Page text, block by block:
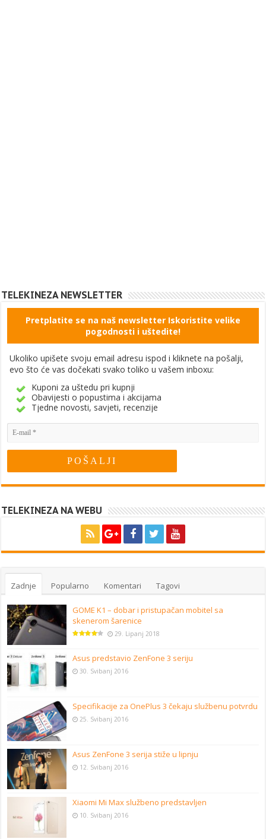
TELEKINEZA NEWSLETTER
Pretplatite se na naš newsletter Iskoristite velike
pogodnosti i uštedite!
Ukoliko upišete svoju email adresu ispod i kliknete na pošalji,
evo što će vas dočekati svako toliko u vašem inboxu:
Kuponi za uštedu pri kupnji
Obavijesti o popustima i akcijama
Tjedne novosti, savjeti, recenzije
TELEKINEZA NA WEBU
Zadnje Popularno Komentari Tagovi
GOME K1 – dobar i pristupačan mobitel sa
skenerom šarenice
29. Lipanj 2018
Asus predstavio ZenFone 3 seriju
30. Svibanj 2016
Specifikacije za OnePlus 3 čekaju službenu potvrdu
25. Svibanj 2016
Asus ZenFone 3 serija stiže u lipnju
12. Svibanj 2016
Xiaomi Mi Max službeno predstavljen
10. Svibanj 2016